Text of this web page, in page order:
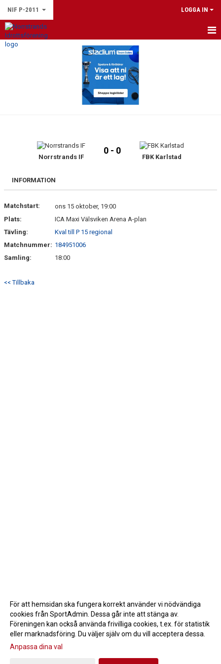
NIF P-2011 LOGGA IN
HEM
BILDGALLERI
DOKUMENT
Norrstrands IF
0 - 0
FBK Karlstad
INFORMATION
Matchstart:
ons 15 oktober, 19:00
Plats:
ICA Maxi Välsviken Arena A-plan
Tävling:
Kval till P 15 regional
Matchnummer: 184951006
Samling:
18:00
<< Tillbaka
Gå till Webbversion
För att hemsidan ska fungera korrekt använder vi nödvändiga
cookies från SportAdmin. Dessa går inte att stänga av.
Föreningen kan också använda frivilliga cookies, t.ex. för statistik
eller marknadsföring. Du väljer själv om du vill acceptera dessa.
Anpassa dina val